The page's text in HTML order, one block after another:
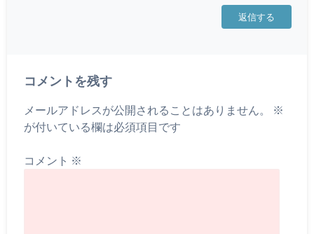
返信する
コメントを残す
メールアドレスが公開されることはありません。
※
が付いている欄は必須項目です
コメント ※